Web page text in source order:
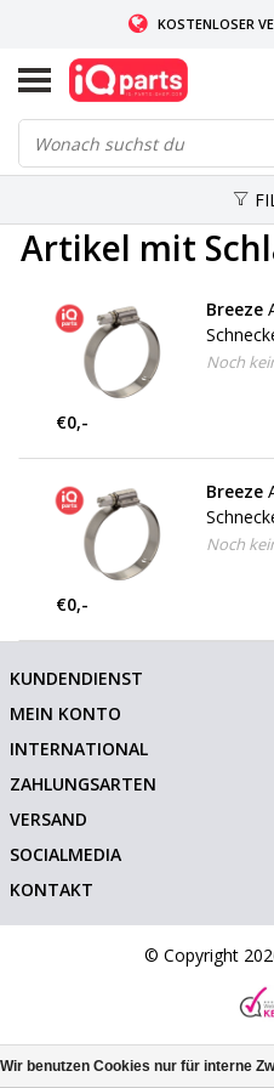
KOSTENLOSER
WENN AUF LAGER: VOR 14:00 UHR
Artikel mit
Breeze
Noch
€0,-
Breeze
Noch
€0,-
KUNDENDIENST
MEIN KONTO
INTERNATIONAL
ZAHLUNGSARTEN
VERSAND
SOCIALMEDIA
KONTAKT
© Copyright
Wir benutzen Cookies nur für interne